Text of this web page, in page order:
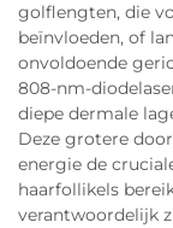
golflengten, die
beïnvloeden, of
onvoldoende
808-nm-
diepe dermale
Deze grotere
energie de
haarfollikels
verantwoordelijk